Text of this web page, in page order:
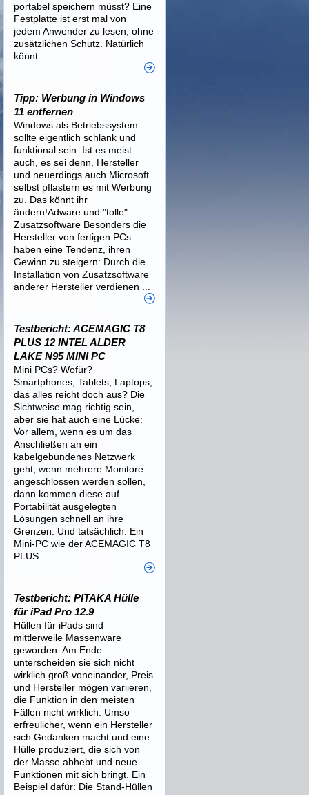
portabel speichern müsst? Eine
Festplatte ist erst mal von
jedem Anwender zu lesen, ohne
zusätzlichen Schutz. Natürlich
könnt ...
Tipp: Werbung in Windows
11 entfernen
Windows als Betriebssystem
sollte eigentlich schlank und
funktional sein. Ist es meist
auch, es sei denn, Hersteller
und neuerdings auch Microsoft
selbst pflastern es mit Werbung
zu. Das könnt ihr
ändern!Adware und "tolle"
Zusatzsoftware Besonders die
Hersteller von fertigen PCs
haben eine Tendenz, ihren
Gewinn zu steigern: Durch die
Installation von Zusatzsoftware
anderer Hersteller verdienen ...
Testbericht: ACEMAGIC T8
PLUS 12 INTEL ALDER
LAKE N95 MINI PC
Mini PCs? Wofür?
Smartphones, Tablets, Laptops,
das alles reicht doch aus? Die
Sichtweise mag richtig sein,
aber sie hat auch eine Lücke:
Vor allem, wenn es um das
Anschließen an ein
kabelgebundenes Netzwerk
geht, wenn mehrere Monitore
angeschlossen werden sollen,
dann kommen diese auf
Portabilität ausgelegten
Lösungen schnell an ihre
Grenzen. Und tatsächlich: Ein
Mini-PC wie der ACEMAGIC T8
PLUS ...
Testbericht: PITAKA Hülle
für iPad Pro 12.9
Hüllen für iPads sind
mittlerweile Massenware
geworden. Am Ende
unterscheiden sie sich nicht
wirklich groß voneinander, Preis
und Hersteller mögen variieren,
die Funktion in den meisten
Fällen nicht wirklich. Umso
erfreulicher, wenn ein Hersteller
sich Gedanken macht und eine
Hülle produziert, die sich von
der Masse abhebt und neue
Funktionen mit sich bringt. Ein
Beispiel dafür: Die Stand-Hüllen